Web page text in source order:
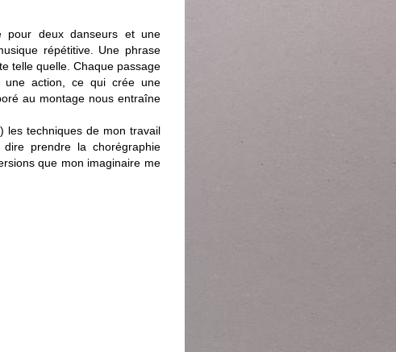
pour deux danseurs et une
répétitive. Une phrase
telle quelle. Chaque passage
une action, ce qui crée une
au montage nous entraîne
les techniques de mon travail
prendre la chorégraphie
que mon imaginaire me